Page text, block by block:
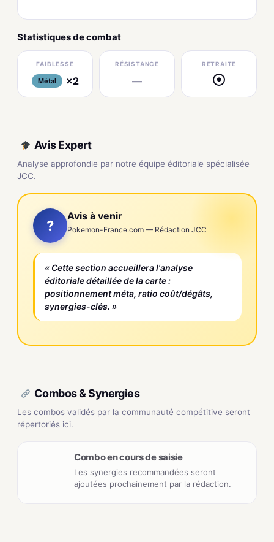
Statistiques de combat
FAIBLESSE
Métal ×2
RÉSISTANCE
—
RETRAITE
●
Avis Expert
Analyse approfondie par notre équipe éditoriale spécialisée
JCC.
?
Avis à venir
Pokemon-France.com — Rédaction JCC
« Cette section accueillera l'analyse
éditoriale détaillée de la carte :
positionnement méta, ratio coût/dégâts,
synergies-clés. »
Combos & Synergies
Les combos validés par la communauté compétitive seront
répertoriés ici.
Combo en cours de saisie
Les synergies recommandées seront
ajoutées prochainement par la rédaction.